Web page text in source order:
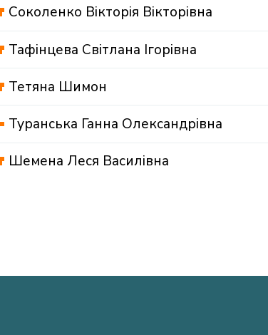
Соколенко Вікторія Вікторівна
Тафінцева Світлана Ігорівна
Тетяна Шимон
Туранська Ганна Олександрівна
Шемена Леся Василівна